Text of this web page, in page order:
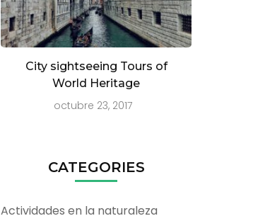
City sightseeing Tours of
World Heritage
octubre 23, 2017
CATEGORIES
Actividades en la naturaleza